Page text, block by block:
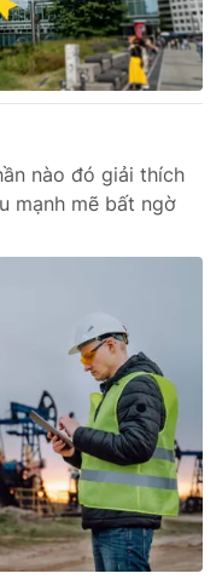
nào đó giải thích
mạnh mẽ bất ngờ